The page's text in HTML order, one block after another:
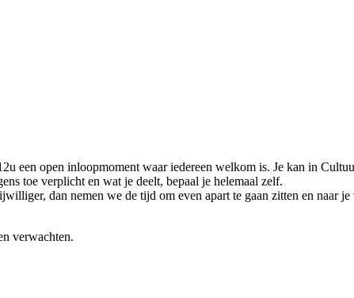
een open inloopmoment waar iedereen welkom is. Je kan in
toe verplicht en wat je deelt, bepaal je helemaal zelf.
dan nemen we de tijd om even apart te gaan zitten en naar je
verwachten.